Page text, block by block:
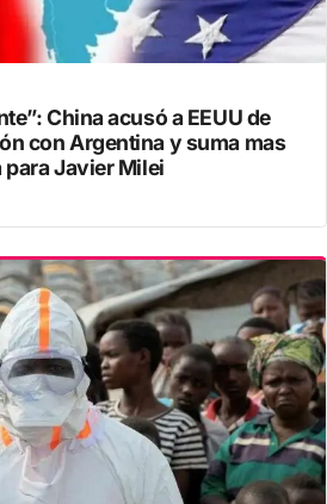
China acusó a EEUU de
con Argentina y suma mas
Javier Milei